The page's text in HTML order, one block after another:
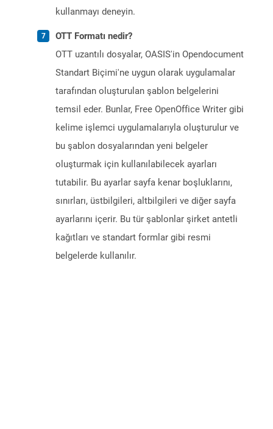
kullanmayı deneyin.
OTT Formatı nedir?
OTT uzantılı dosyalar, OASIS'in Opendocument
Standart Biçimi'ne uygun olarak uygulamalar
tarafından oluşturulan şablon belgelerini
temsil eder. Bunlar, Free OpenOffice Writer gibi
kelime işlemci uygulamalarıyla oluşturulur ve
bu şablon dosyalarından yeni belgeler
oluşturmak için kullanılabilecek ayarları
tutabilir. Bu ayarlar sayfa kenar boşluklarını,
sınırları, üstbilgileri, altbilgileri ve diğer sayfa
ayarlarını içerir. Bu tür şablonlar şirket antetli
kağıtları ve standart formlar gibi resmi
belgelerde kullanılır.